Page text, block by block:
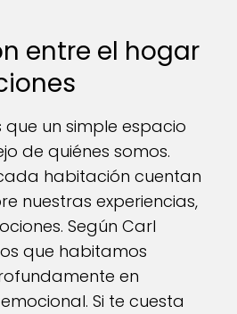
entre el hogar
que un simple espacio
de quiénes somos.
habitación cuentan
nuestras experiencias,
Según Carl
que habitamos
en
Si te cuesta